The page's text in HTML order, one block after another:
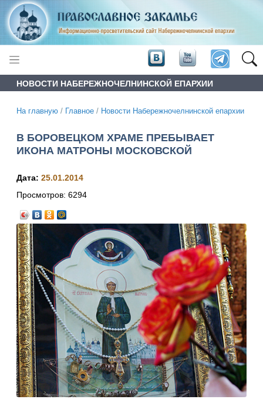
НОВОСТИ НАБЕРЕЖНОЧЕЛНИНСКОЙ ЕПАРХИИ
На главную / Главное / Новости Набережночелнинской епархии
В БОРОВЕЦКОМ ХРАМЕ ПРЕБЫВАЕТ
ИКОНА МАТРОНЫ МОСКОВСКОЙ
Дата: 25.01.2014
Просмотров: 6294